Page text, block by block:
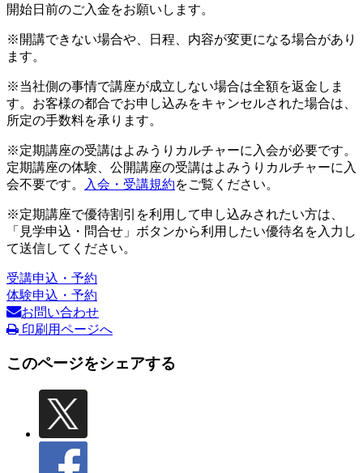
開始日前のご入金をお願いします。
※開講できない場合や、日程、内容が変更になる場合があり
ます。
※当社側の事情で講座が成立しない場合は全額を返金しま
す。お客様の都合でお申し込みをキャンセルされた場合は、
所定の手数料を承ります。
※定期講座の受講はよみうりカルチャーに入会が必要です。
定期講座の体験、公開講座の受講はよみうりカルチャーに入
会不要です。
入会・受講規約をご覧ください。
※定期講座で優待割引を利用して申し込みされたい方は、
「見学申込・問合せ」ボタンから利用したい優待名を入力し
て送信してください。
受講申込・予約
体験申込・予約
お問い合わせ
印刷用ページへ
このページをシェアする